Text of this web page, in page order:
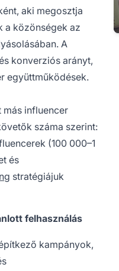
aki megosztja
a közönségek az
A
konverziós arányt,
együttműködések.
más influencer
száma szerint:
(100 000–1
és
stratégiájuk
felhasználás
kampányok,